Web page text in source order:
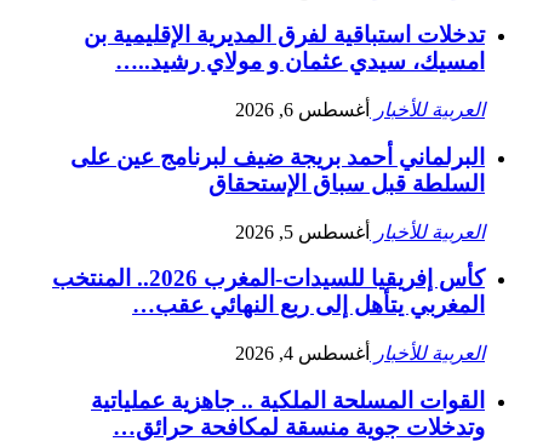
تدخلات استباقية لفرق المديرية الإقليمية بن
امسيك، سيدي عثمان و مولاي رشيد..…
العربية للأخبار أغسطس 6, 2026
البرلماني أحمد بريجة ضيف لبرنامج عين على
السلطة قبل سباق الإستحقاق
العربية للأخبار أغسطس 5, 2026
كأس إفريقيا للسيدات-المغرب 2026.. المنتخب
المغربي يتأهل إلى ربع النهائي عقب…
العربية للأخبار أغسطس 4, 2026
القوات المسلحة الملكية .. جاهزية عملياتية
وتدخلات جوية منسقة لمكافحة حرائق…